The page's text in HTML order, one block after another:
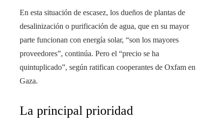
En esta situación de escasez, los dueños de plantas de
desalinización o purificación de agua, que en su mayor
parte funcionan con energía solar, “son los mayores
proveedores”, continúa. Pero el “precio se ha
quintuplicado”, según ratifican cooperantes de Oxfam en
Gaza.
La principal prioridad